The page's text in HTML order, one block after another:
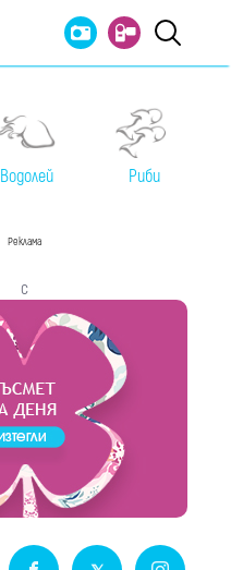
Водолей Риби
Реклама
с